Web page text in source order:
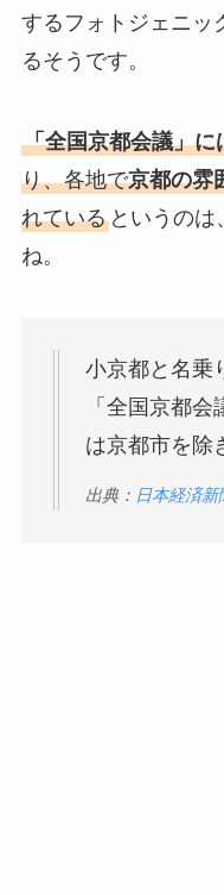
するフォトジェニッ
るそうです。
「全国京都会議」に
り、各地で京都の雰
れているというのは
ね。
小京都と名乗
「全国京都
は京都市を除
出典： 日本経済新